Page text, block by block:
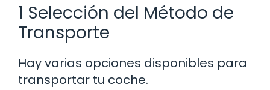
1 Selección del Método de
Transporte
Hay varias opciones disponibles para
transportar tu coche.